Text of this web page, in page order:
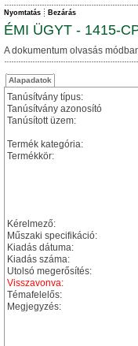
Nyomtatás Bezárás
ÉMI ÜGYT - 1415-
A dokumentum olvasás
Alapadatok
Tanúsítvány típus:
Tanúsítvány azonosító
Tanúsított üzem:
Termék kategória:
Termékkör:
Kérelmező:
Műszaki specifikáció:
Kiadás dátuma:
Kiadás száma:
Utolsó megerősítés:
Visszavonva:
Témafelelős:
Megjegyzés: